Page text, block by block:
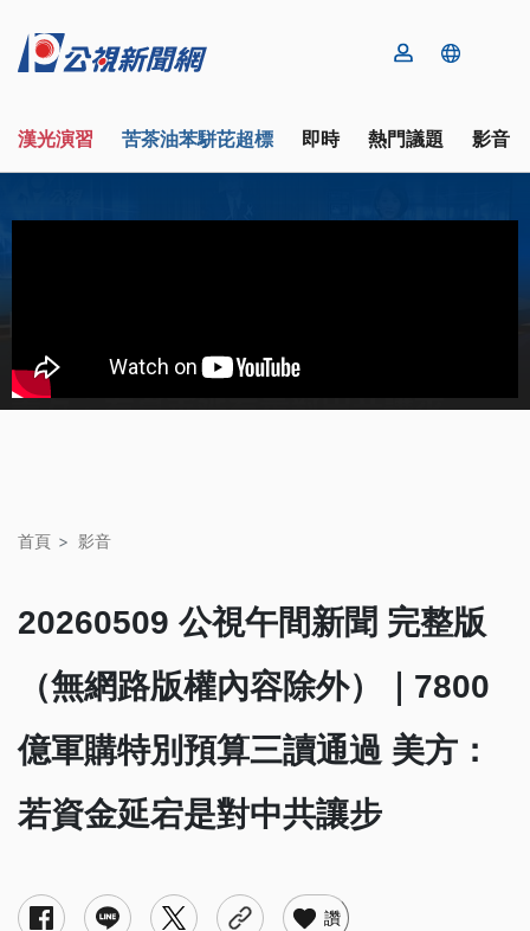
漢光演習 苦茶油苯駢芘超標 即時 熱門議題 影音
首頁 影音
20260509 公視午間新聞 完整版
（無網路版權內容除外）｜7800
億軍購特別預算三讀通過 美方：
若資金延宕是對中共讓步
讚